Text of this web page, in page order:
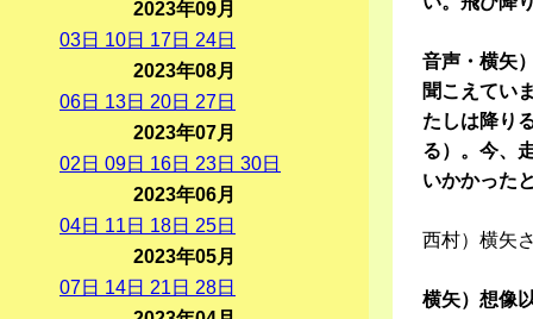
音声・横矢
聞こえてい
たしは降り
る）。今、
いかかった
西村）横矢
横矢）想像
2023年09月
03日 10日 17日 24日
2023年08月
06日 13日 20日 27日
2023年07月
02 日 09日 16日 23日 30日
2023年06月
04日 11 日 18日 25日
2023年05月
07日 14日 21 日 28日